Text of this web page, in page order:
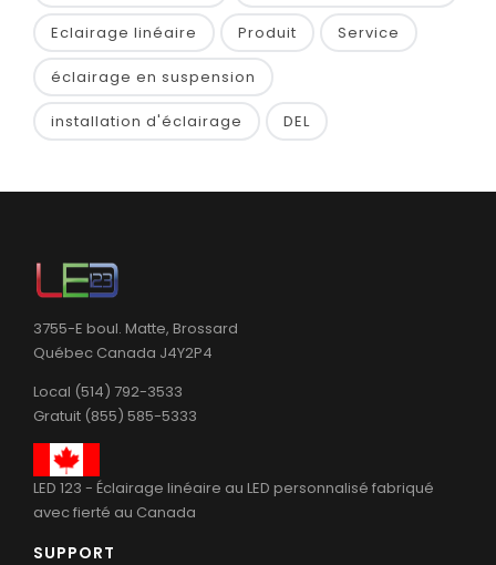
Eclairage linéaire Produit Service
éclairage en suspension
installation d'éclairage DEL
3755-E boul. Matte, Brossard
Québec Canada J4Y2P4
Local (514) 792-3533
Gratuit (855) 585-5333
LED 123 - Éclairage linéaire au LED personnalisé fabriqué
avec fierté au Canada
SUPPORT